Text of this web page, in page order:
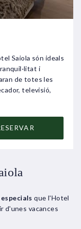
Saiola són ideals
i
de totes les
televisió,
que l'Hotel
d'unes vacances